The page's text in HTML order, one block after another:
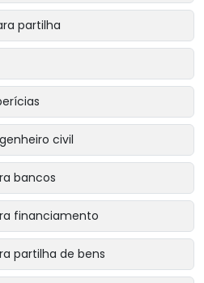
partilha
civil
bancos
financiamento
partilha de bens